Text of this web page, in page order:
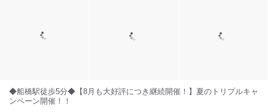
◆船橋駅徒歩5分◆【8月も大好評につき継続開催！】夏のトリプルキャ
ンペーン開催！！